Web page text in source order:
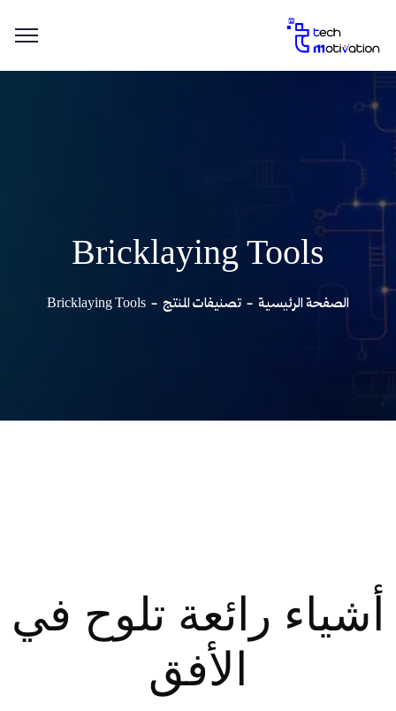
Bricklaying Tools
الصفحة الرئيسية تصنيفات المنتج Bricklaying Tools
أشياء رائعة تلوح في
الأفق